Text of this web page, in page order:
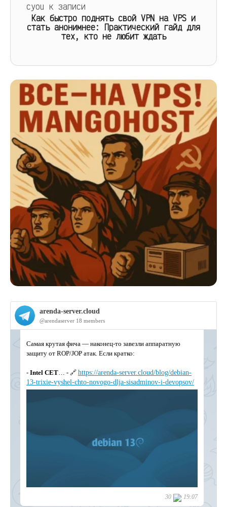
cyou к записи
Как быстро поднять свой VPN на VPS и
стать анонимнее: Практический гайд для
тех, кто не любит ждать